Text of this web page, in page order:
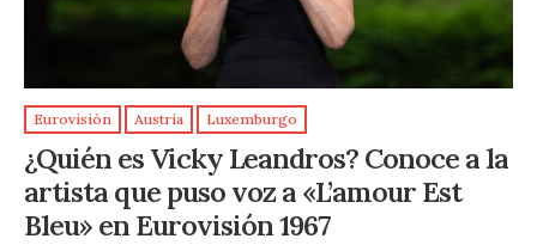
Eurovisión Austria Luxemburgo
¿Quién es Vicky Leandros? Conoce a la
artista que puso voz a «L’amour Est
Bleu» en Eurovisión 1967